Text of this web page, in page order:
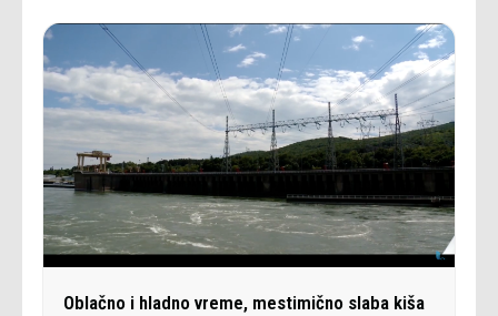
Oblačno i hladno vreme, mestimično slaba kiša